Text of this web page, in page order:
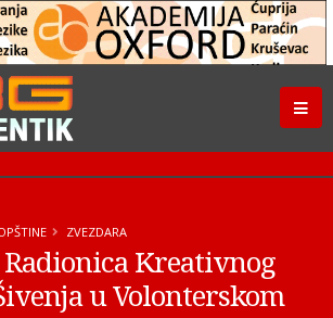
ZVEZDARA
Kreativnog
u Volonterskom